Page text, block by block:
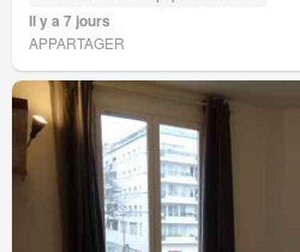
Il y a 7 jours
APPARTAGER